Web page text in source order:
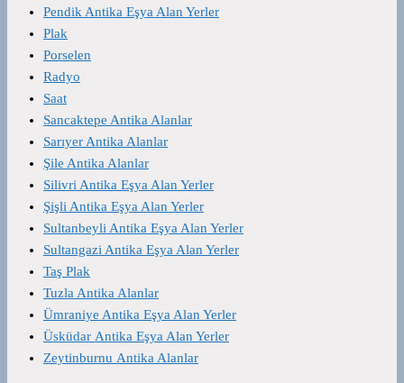
Pendik Antika Eşya Alan Yerler
Plak
Porselen
Radyo
Saat
Sancaktepe Antika Alanlar
Sarıyer Antika Alanlar
Şile Antika Alanlar
Silivri Antika Eşya Alan Yerler
Şişli Antika Eşya Alan Yerler
Sultanbeyli Antika Eşya Alan Yerler
Sultangazi Antika Eşya Alan Yerler
Taş Plak
Tuzla Antika Alanlar
Ümraniye Antika Eşya Alan Yerler
Üsküdar Antika Eşya Alan Yerler
Zeytinburnu Antika Alanlar